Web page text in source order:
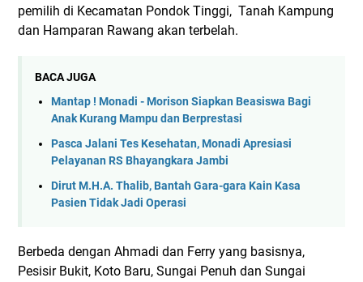
pemilih di Kecamatan Pondok Tinggi, Tanah Kampung
dan Hamparan Rawang akan terbelah.
BACA JUGA
Mantap ! Monadi - Morison Siapkan Beasiswa Bagi
Anak Kurang Mampu dan Berprestasi
Pasca Jalani Tes Kesehatan, Monadi Apresiasi
Pelayanan RS Bhayangkara Jambi
Dirut M.H.A. Thalib, Bantah Gara-gara Kain Kasa
Pasien Tidak Jadi Operasi
Berbeda dengan Ahmadi dan Ferry yang basisnya,
Pesisir Bukit, Koto Baru, Sungai Penuh dan Sungai